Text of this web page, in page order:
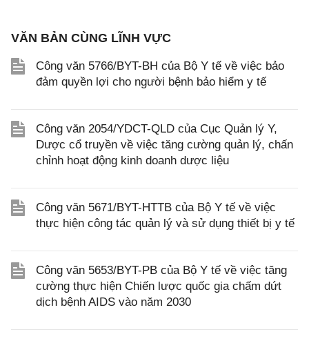
VĂN BẢN CÙNG LĨNH VỰC
Công văn 5766/BYT-BH của Bộ Y tế về việc bảo
đảm quyền lợi cho người bệnh bảo hiểm y tế
Công văn 2054/YDCT-QLD của Cục Quản lý Y,
Dược cổ truyền về việc tăng cường quản lý, chấn
chỉnh hoạt động kinh doanh dược liệu
Công văn 5671/BYT-HTTB của Bộ Y tế về việc
thực hiện công tác quản lý và sử dụng thiết bị y tế
Công văn 5653/BYT-PB của Bộ Y tế về việc tăng
cường thực hiện Chiến lược quốc gia chấm dứt
dịch bệnh AIDS vào năm 2030